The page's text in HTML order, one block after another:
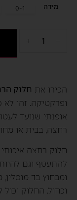
מידה 0-1
הכירו את חלוק
ופרקטיקה. זהו
אופנתי שנועד
רחצה, בבית או
חלוק רחצה
להתעטף וגם
ומבחוץ בד
וכחול. החלוק